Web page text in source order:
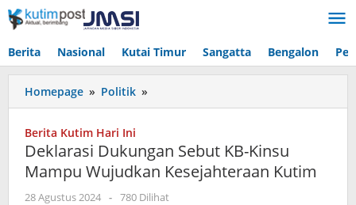
Lewati
ke
Berita Nasional Kutai Timur Sangatta Bengalon
Homepage » Politik »
Dukungan
Kinsu
Mampu
Wujudkan
Berita Kutim Hari Ini
Deklarasi Dukungan Sebut KB-Kinsu
Mampu Wujudkan Kesejahteraan Kutim
28 Agustus 2024 oleh
- 780 Dilihat